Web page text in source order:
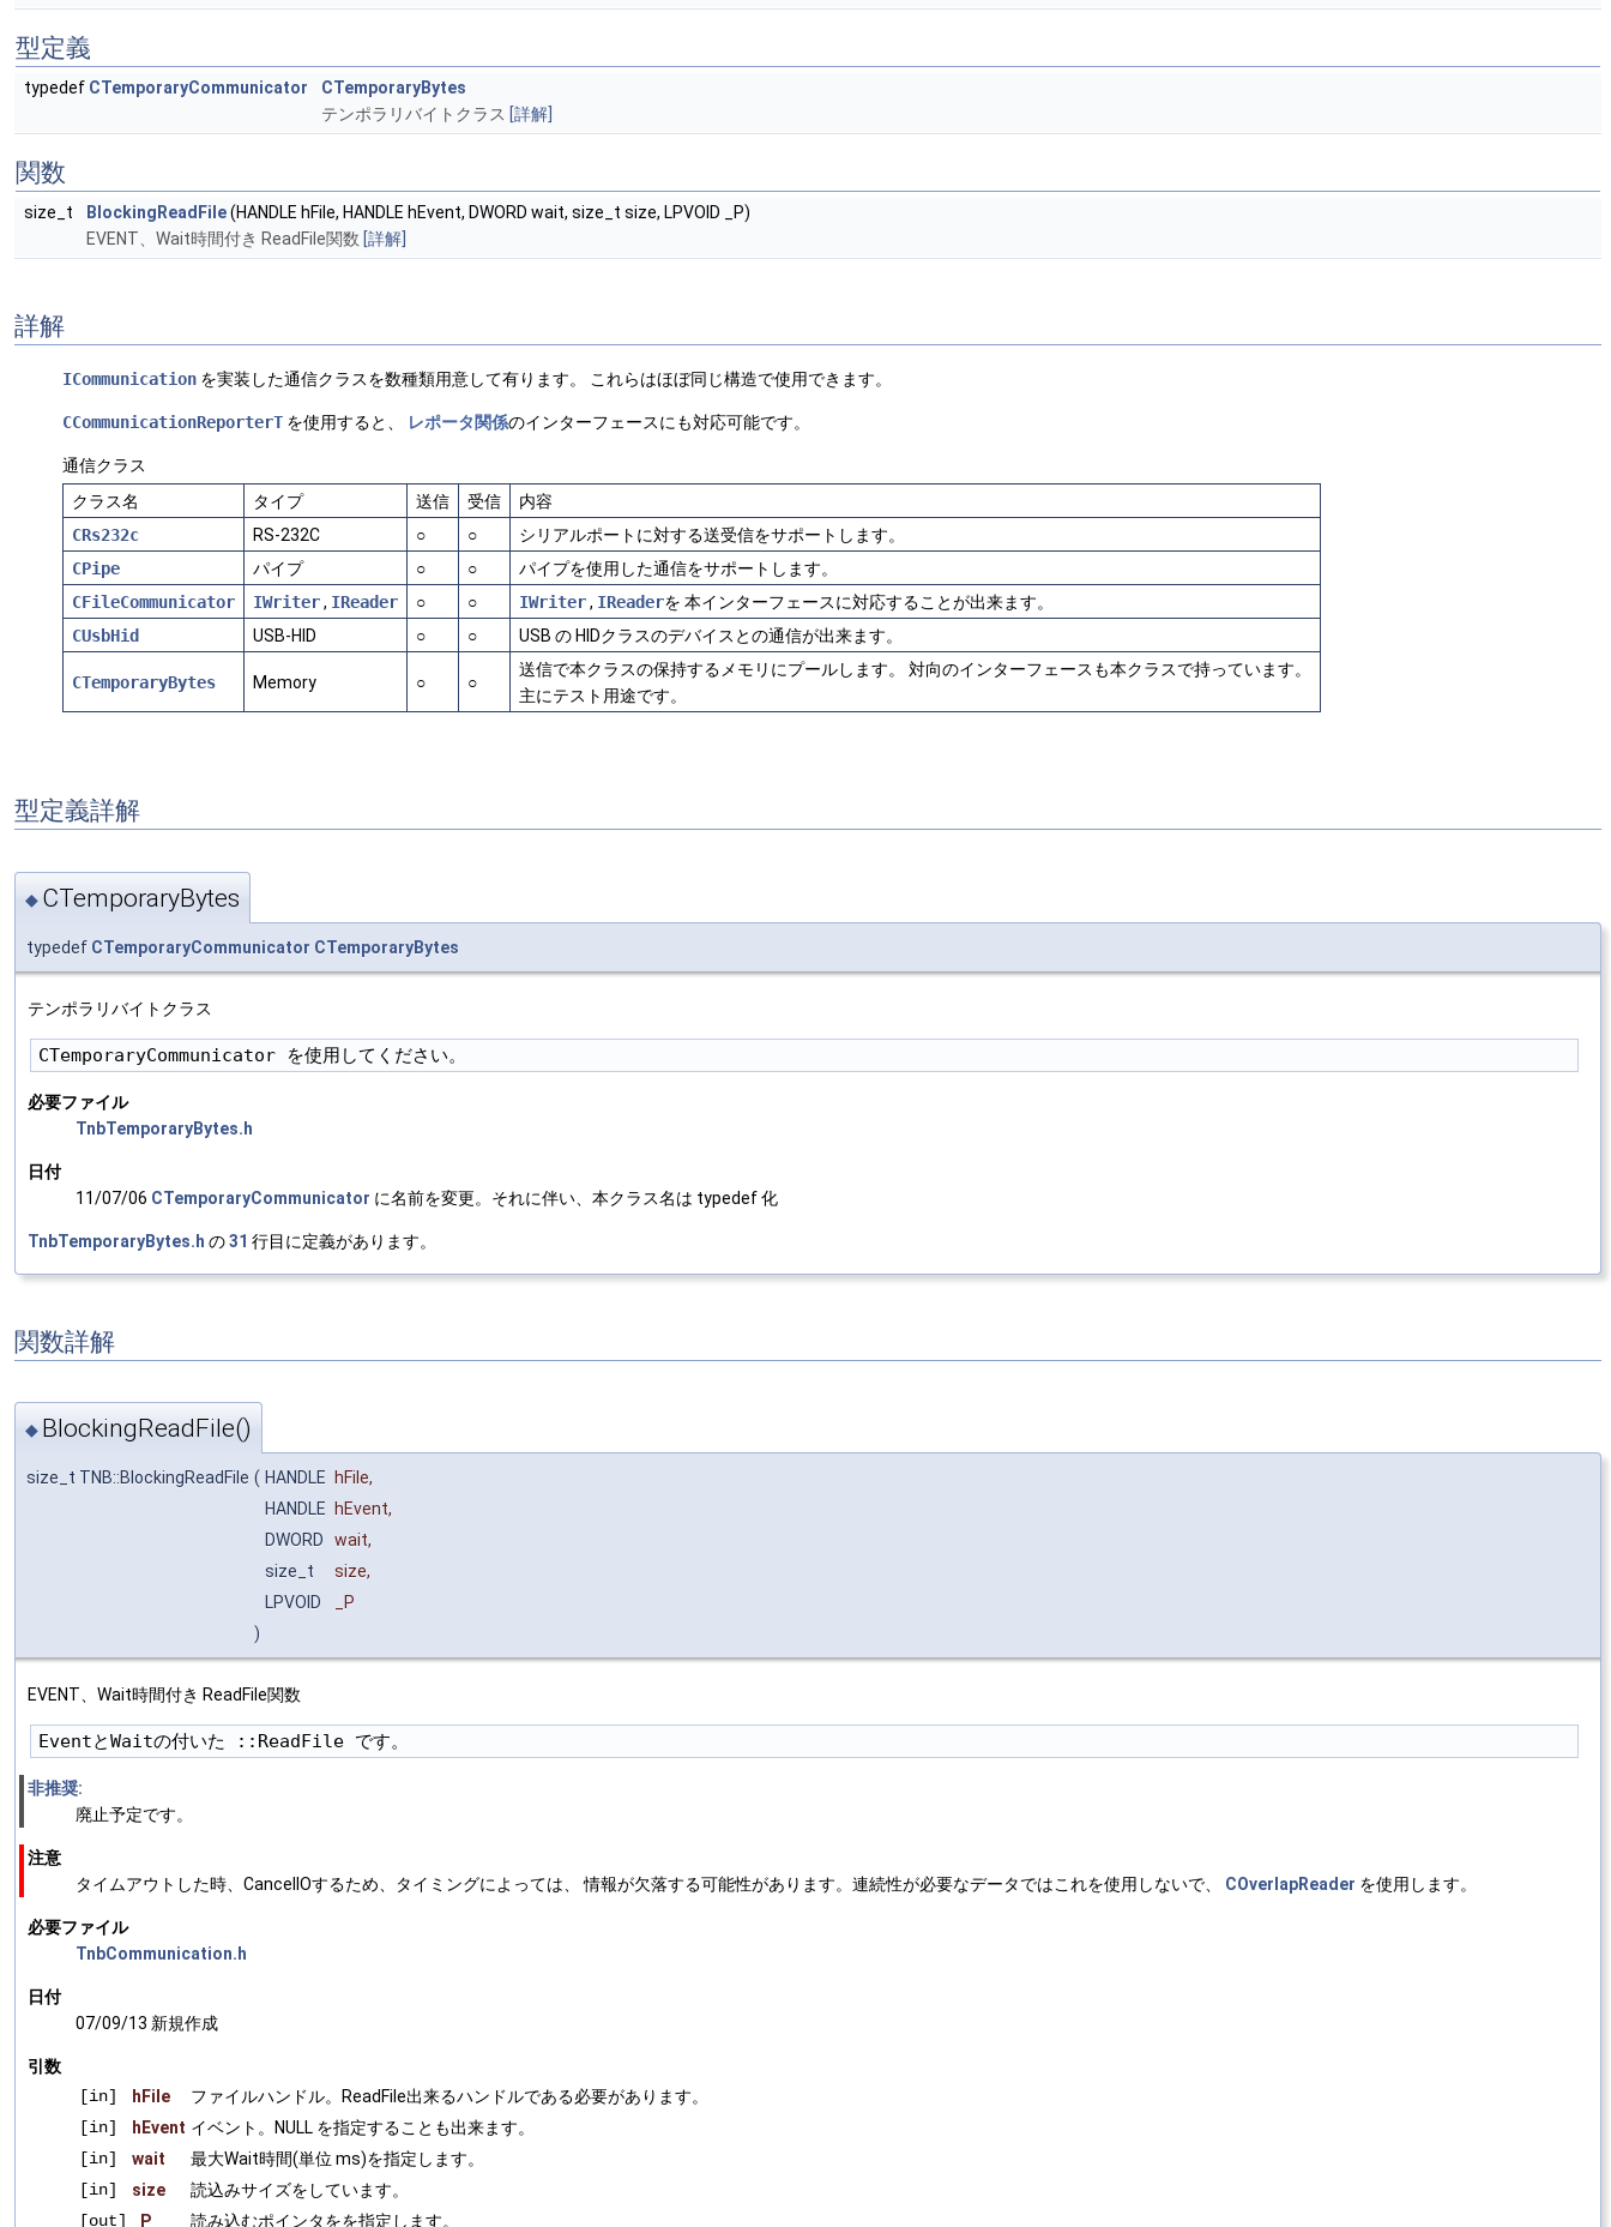
型定義
typedef CTemporaryCommunicator
CTemporaryBytes
テンポラリバイトクラス [詳解]
関数
size_t BlockingReadFile(HANDLE hFile, HANDLE hEvent, DWORD wait, size_t size, LPVOID _P)
EVENT、Wait時間付き ReadFile関数 [詳解]
詳解
ICommunication を実装した通信クラスを数種類用意して有ります。 これらはほぼ同じ構造で使用できます。
CCommunicationReporterT を使用すると、 レポータ関係のインターフェースにも対応可能です。
通信クラス
クラス名
タイプ 送信 受信
内容
CRs232c
RS-232C ○ ○
シリアルポートに対する送受信をサポートします。
CPipe
パイプ ○ ○
パイプを使用した通信をサポートします。
CFileCommunicator
IWriter, IReader ○ ○ IWriter, IReaderを 本インターフェースに対応することが出来ます。
CUsbHid
USB-HID ○ ○ USB の HIDクラスのデバイスとの通信が出来ます。
CTemporaryBytes Memory ○ ○
送信で本クラスの保持するメモリにプールします。 対向のインターフェースも本クラスで持っています。
主にテスト用途です。
型定義詳解
◆ CTemporaryBytes
typedef CTemporaryCommunicator CTemporaryBytes
テンポラリバイトクラス
必要ファイル
TnbTemporaryBytes.h
日付
11/07/06 CTemporaryCommunicator に名前を変更。それに伴い、本クラス名は typedef 化
TnbTemporaryBytes.h の31 行目に定義があります。
関数詳解
◆ BlockingReadFile()
size_t TNB::BlockingReadFile ( HANDLE hFile,
HANDLE
hEvent,
DWORD
wait,
size_t
size,
LPVOID
_P
)
EVENT、Wait時間付き ReadFile関数
非推奨:
廃止予定です。
注意
タイムアウトした時、CancelIOするため、タイミングによっては、 情報が欠落する可能性があります。連続性が必要なデータではこれを使用しないで、 COverlapReader を使用します。
必要ファイル
TnbCommunication.h
日付
07/09/13 新規作成
引数
[in]
hFile
ファイルハンドル。ReadFile出来るハンドルである必要があります。
[in]
hEvent イベント。NULL を指定することも出来ます。
[in]
wait
最大Wait時間(単位 ms)を指定します。
[in]
size
読込みサイズをしています。
[out]
_P 読み込むポインタをを指定します。